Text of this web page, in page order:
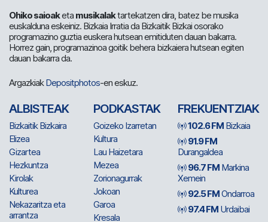
Ohiko saioaketa musikalaktartekatzen dira, batez be musika
euskalduna eskeiniz. Bizkaia Irratia da Bizkaitik Bizkai osorako
programazino guztia euskera hutsean emitiduten dauan bakarra.
Horrez gain, programazinoa goitik behera bizkaiera hutsean egiten
dauan bakarra da.
ArgazkiakDepositphotos-en eskuz.
ALBISTEAK
Bizkaitik Bizkaira
Elizea
Gizartea
Hezkuntza
Kirolak
Kulturea
Nekazaritza eta
arrantza
PODKASTAK
Goizeko Izarretan
Kultura
Lau Haizetara
Mezea
Zorionagurrak
Jokoan
Garoa
Kresala
FREKUENTZIAK
102.6 FM Bizkaia
91.9 FM
Durangaldea
96.7 FM Markina
Xemein
92.5 FMOndarroa
97.4 FM Urdaibai